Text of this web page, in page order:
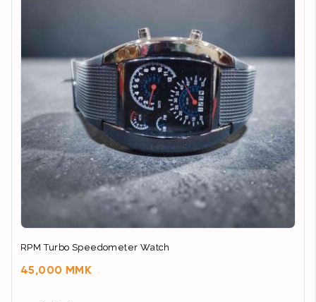
RPM Turbo Speedometer Watch
45,000 MMK